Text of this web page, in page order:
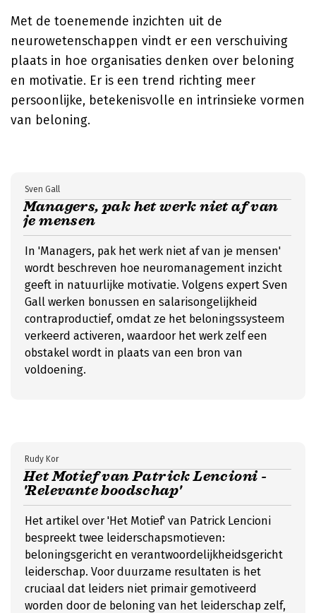
Met de toenemende inzichten uit de
neurowetenschappen vindt er een verschuiving
plaats in hoe organisaties denken over beloning
en motivatie. Er is een trend richting meer
persoonlijke, betekenisvolle en intrinsieke vormen
van beloning.
Managers, pak het werk niet af van
je mensen
Sven Gall
In 'Managers, pak het werk niet af van je mensen'
wordt beschreven hoe neuromanagement inzicht
geeft in natuurlijke motivatie. Volgens expert Sven
Gall werken bonussen en salarisongelijkheid
contraproductief, omdat ze het beloningssysteem
verkeerd activeren, waardoor het werk zelf een
obstakel wordt in plaats van een bron van
voldoening.
Het Motief van Patrick Lencioni -
'Relevante boodschap'
Rudy Kor
Het artikel over 'Het Motief' van Patrick Lencioni
bespreekt twee leiderschapsmotieven:
beloningsgericht en verantwoordelijkheidsgericht
leiderschap. Voor duurzame resultaten is het
cruciaal dat leiders niet primair gemotiveerd
worden door de beloning van het leiderschap zelf,